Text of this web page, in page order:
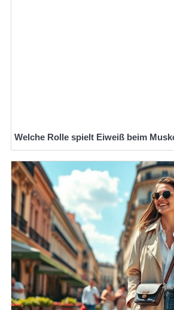
Welche Rolle spielt Eiweiß beim